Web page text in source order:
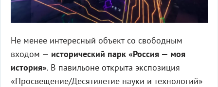
Не менее интересный объект со свободным
входом — исторический парк «Россия — моя
история». В павильоне открыта экспозиция
«Просвещение/Десятилетие науки и технологий»